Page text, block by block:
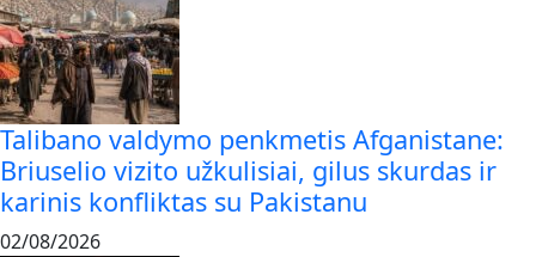
Talibano valdymo penkmetis Afganistane:
Briuselio vizito užkulisiai, gilus skurdas ir
karinis konfliktas su Pakistanu
02/08/2026